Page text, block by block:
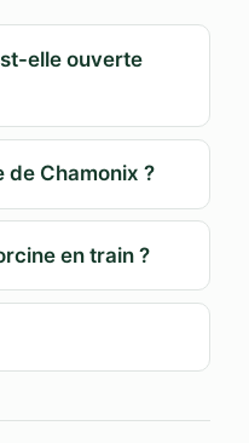
elle ouverte
de Chamonix ?
en train ?